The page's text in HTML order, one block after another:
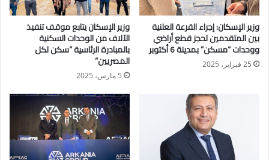
وأشار رئيس الجهاز إلى أنه تم تحرير محاضر فورية، واتخاذ الإجراءات
القانونية حيال تلك المخالفات، وإعادة احتساب معدلات الاستهلاك
طبقاً للوائح والإجراءات المنظمة فى هذا الشأن.
المخالفات والإشغالات بالمدينة، بالتنسيق بين الجهاز وشرطة
التعمير، وأسفرت الحملة عن إزالة الإشغالات والمخالفات الموجودة
أمام المحال التجارية بالحى الثانى، ومنطقة مركز الحى الثانى،
والموقف الشرقى، بالإضافة إلى رفع جميع الإشغالات والتعديات
وزير الإسكان: إجراء القرعة العلنية
بين المتقدمين لحجز قطع أراضي
ووحدات “مسكن” بمدينة 6 أكتوبر
25 فبراير، 2025
وزير الإسكان يتابع موقف تنفيذ
الآلاف من الوحدات السكنية
بالمبادرة الرئاسية “سكن لكل
المصريين”
5 مارس، 2025